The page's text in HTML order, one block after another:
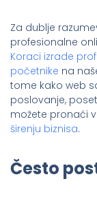
Za dublje
profesionalne
Koraci izrade
početnike na
tome kako web
poslovanje,
možete pronaći
širenju biznisa.
Često